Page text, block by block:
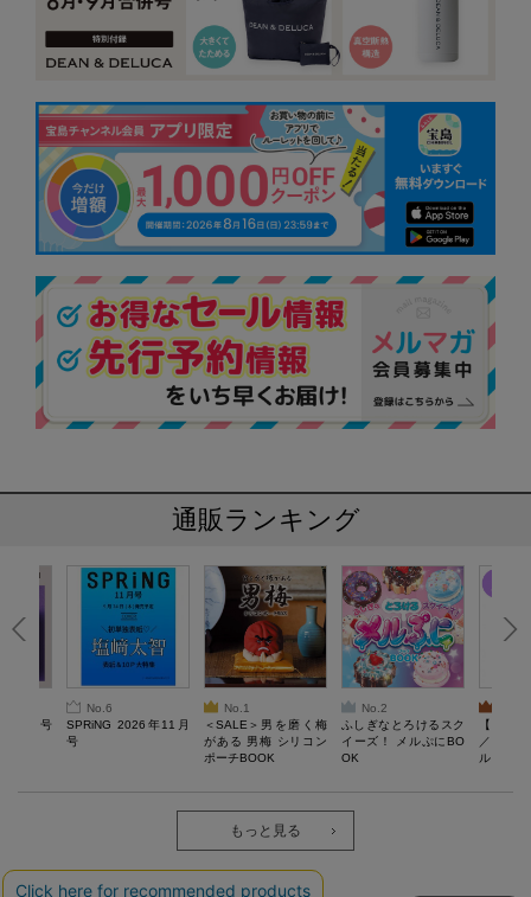
通販ランキング
10月号
No.6
SPRiNG 2026年11月
号
No.1
＜SALE＞男を磨く梅
がある 男梅 シリコン
ポーチBOOK
No.2
ふしぎなとろけるスク
イーズ！ メルぷにBO
OK
【
／Lサ
ル）【
労回復ウ
もっと見る